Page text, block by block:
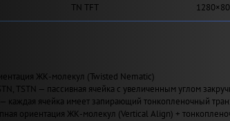
TN TFT
ЖК-молекул (Twisted Nematic)
TSTN — пассивная ячейка с увеличенным углом
каждая ячейка имеет запирающий тонкопленочный
ориентация ЖК-молекул (Vertical Align) +